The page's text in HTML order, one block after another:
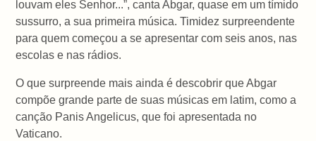
louvam eles Senhor...”, canta Abgar, quase em um tímido
sussurro, a sua primeira música. Timidez surpreendente
para quem começou a se apresentar com seis anos, nas
escolas e nas rádios.
O que surpreende mais ainda é descobrir que Abgar
compõe grande parte de suas músicas em latim, como a
canção Panis Angelicus, que foi apresentada no
Vaticano.